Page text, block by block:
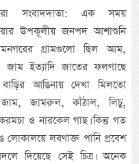
সংবাদদাতা: এক সময়
উপকূলীয় জনপদ আশাশুনি
গ্রামগুলো ছিল আম,
জাম ইত্যাদি জাতের ফলগাছে
বাড়ির আঙিনায় দেখা মিলতো
জামরুল, কাঁঠাল, লিচু,
ও নারকেল গাছ। কিন্তু গত
লোকালয়ে লবণাক্ত পানি প্রবেশ
দিয়েছে সেই চিত্র। অনেক